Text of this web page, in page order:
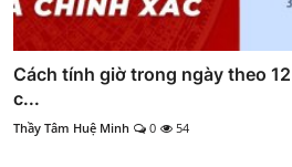
Cách tính giờ trong ngày theo
c...
Thầy Tâm Huệ Minh 0 54